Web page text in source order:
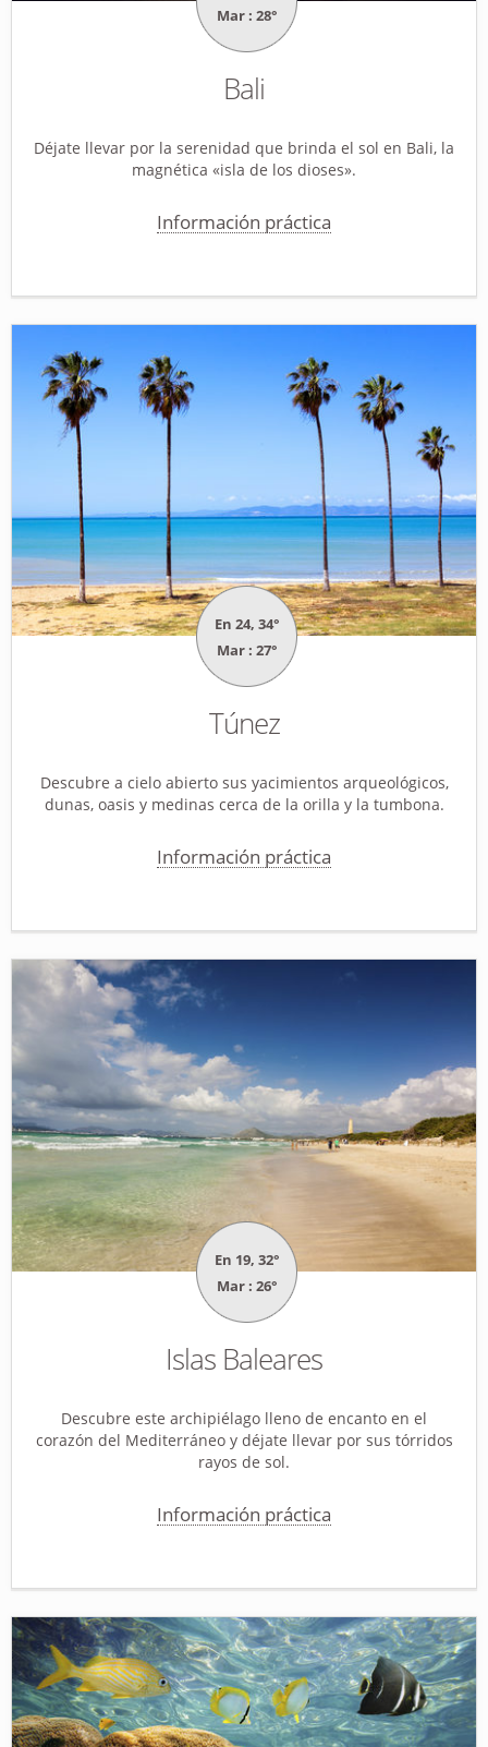
Mar : 28°
Bali
Déjate llevar por la serenidad que brinda el sol en Bali, la
magnética «isla de los dioses».
Información práctica
En 24, 34°
Mar : 27°
Túnez
Descubre a cielo abierto sus yacimientos arqueológicos,
dunas, oasis y medinas cerca de la orilla y la tumbona.
Información práctica
En 19, 32°
Mar : 26°
Islas Baleares
Descubre este archipiélago lleno de encanto en el
corazón del Mediterráneo y déjate llevar por sus tórridos
rayos de sol.
Información práctica